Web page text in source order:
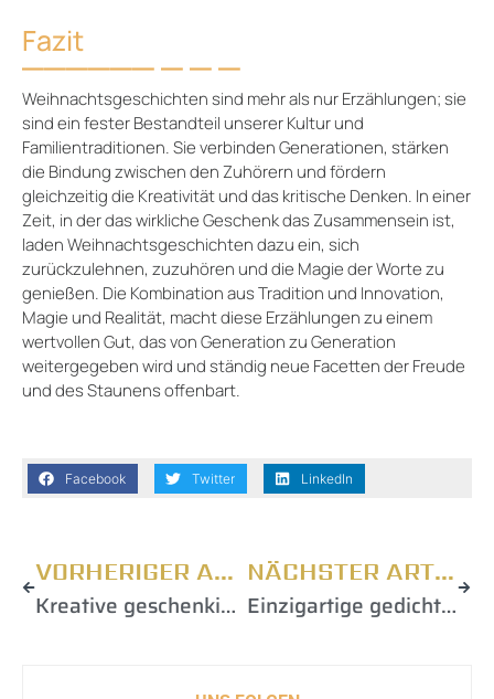
Fazit
Weihnachtsgeschichten sind mehr als nur Erzählungen; sie
sind ein fester Bestandteil unserer Kultur und
Familientraditionen. Sie verbinden Generationen, stärken
die Bindung zwischen den Zuhörern und fördern
gleichzeitig die Kreativität und das kritische Denken. In einer
Zeit, in der das wirkliche Geschenk das Zusammensein ist,
laden Weihnachtsgeschichten dazu ein, sich
zurückzulehnen, zuzuhören und die Magie der Worte zu
genießen. Die Kombination aus Tradition und Innovation,
Magie und Realität, macht diese Erzählungen zu einem
wertvollen Gut, das von Generation zu Generation
weitergegeben wird und ständig neue Facetten der Freude
und des Staunens offenbart.
Facebook Twitter LinkedIn
VORHERIGER ARTIKEL
Kreative geschenkideen: bricolage, die familie begeistern
NÄCHSTER ARTIKEL
Einzigartige gedichte für den geburtstag: kreative ideen für unvergessliche momente